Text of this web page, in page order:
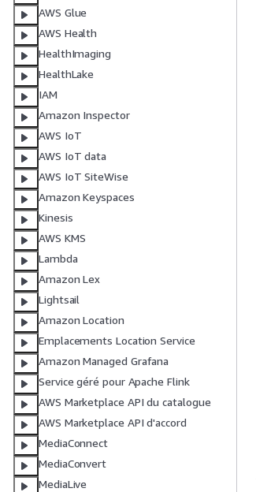
AWS Glue
AWS Health
HealthImaging
HealthLake
IAM
Amazon Inspector
AWS IoT
AWS IoT data
AWS IoT SiteWise
Amazon Keyspaces
Kinesis
AWS KMS
Lambda
Amazon Lex
Lightsail
Amazon Location
Emplacements Location Service
Amazon Managed Grafana
Service géré pour Apache Flink
AWS Marketplace API du catalogue
AWS Marketplace API d'accord
MediaConnect
MediaConvert
MediaLive